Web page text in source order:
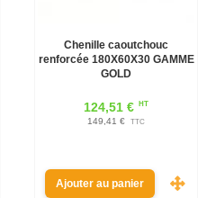
Chenille caoutchouc
renforcée 180X60X30 GAMME
GOLD
124,51 € HT
149,41 € TTC
Ajouter au panier